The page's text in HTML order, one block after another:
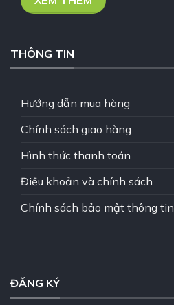
THÔNG TIN
Hướng dẫn mua hàng
Chính sách giao hàng
Hình thức thanh toán
Điều khoản và chính sách
Chính sách bảo mật thông tin
ĐĂNG KÝ